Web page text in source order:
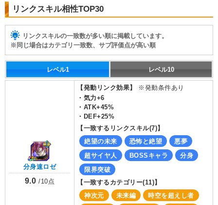
リンクスキル相性TOP30
リンクスキルの一致数が多い順に掲載しています。
※同じ場合はカテゴリ一致数、サブ評価点が高い順
レベル1 レベル10
分身速ロゼ
9.0 /10点
【発動リンク効果】
※発動条件あり
・ 気力+6
・ ATK+45%
・ DEF+25%
【一致するリンクスキル(7)】
絶望の未来
恐怖と絶望
悪夢
超サイヤ人
BOSSキャラ
分身
限界突破
【一致するカテゴリー(11)】
神次元
未来編
時空を超えし者